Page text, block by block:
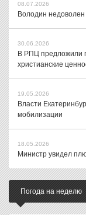
08.07.2026
Володин
30.06.2026
В РПЦ предложили
христианские
19.05.2026
Власти
мобилизации
18.05.2026
Министр увидел
Погода на неделю